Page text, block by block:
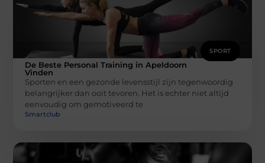
SPORT
De Beste Personal Training in Apeldoorn
Vinden
Sporten en een gezonde levensstijl zijn tegenwoordig
belangrijker dan ooit tevoren. Het is echter niet altijd
eenvoudig om gemotiveerd te
Smartclub